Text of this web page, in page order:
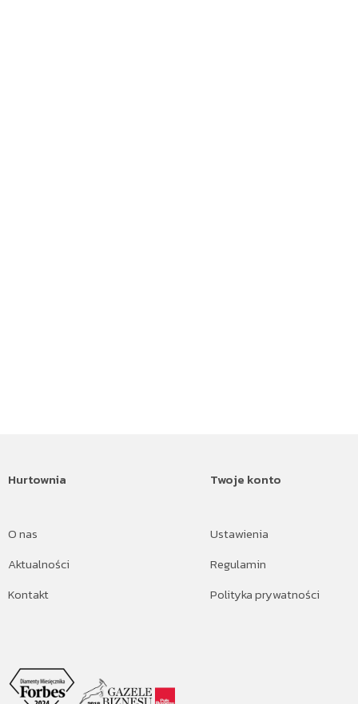
Hurtownia
O nas
Aktualności
Kontakt
Twoje konto
Ustawienia
Regulamin
Polityka prywatności